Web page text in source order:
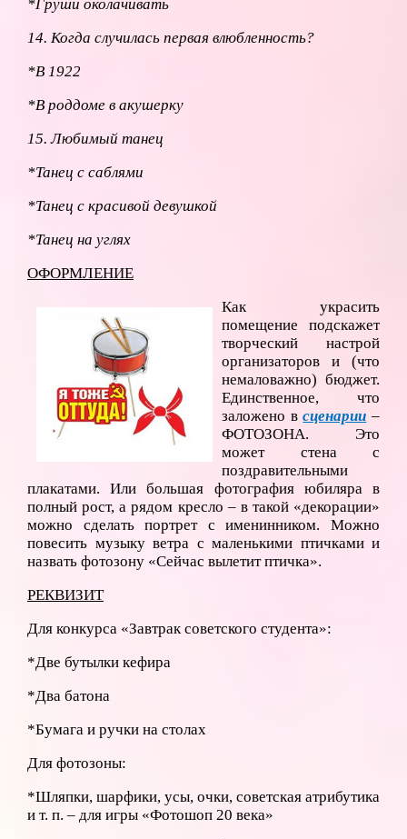
*Груши околачивать
14. Когда случилась первая влюбленность?
*В 1922
*В роддоме в акушерку
15. Любимый танец
*Танец с саблями
*Танец с красивой девушкой
*Танец на углях
ОФОРМЛЕНИЕ
Как украсить
помещение подскажет
творческий настрой
организаторов и (что
немаловажно) бюджет.
Единственное, что
заложено всценарии –
ФОТОЗОНА. Это
может стена с
поздравительными
плакатами. Или большая фотография юбиляра в
полный рост, а рядом кресло – в такой «декорации»
можно сделать портрет с именинником. Можно
повесить музыку ветра с маленькими птичками и
назвать фотозону «Сейчас вылетит птичка».
РЕКВИЗИТ
Для конкурса «Завтрак советского студента»:
*Две бутылки кефира
*Два батона
*Бумага и ручки на столах
Для фотозоны:
*Шляпки, шарфики, усы, очки, советская атрибутика
и т. п. – для игры «Фотошоп 20 века»